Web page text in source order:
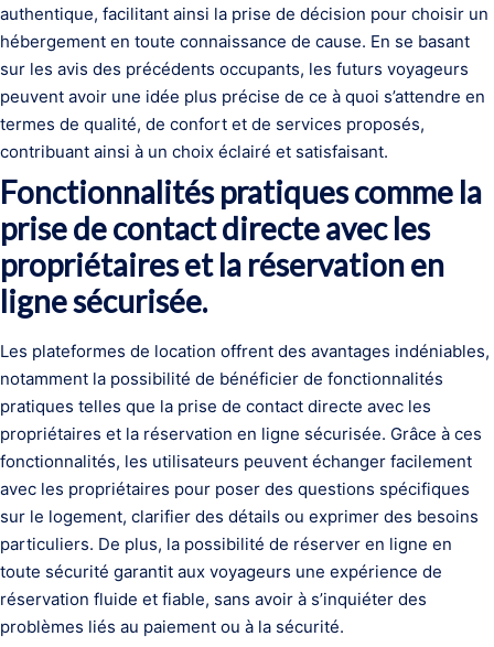
authentique, facilitant ainsi la prise de décision pour choisir un
hébergement en toute connaissance de cause. En se basant
sur les avis des précédents occupants, les futurs voyageurs
peuvent avoir une idée plus précise de ce à quoi s’attendre en
termes de qualité, de confort et de services proposés,
contribuant ainsi à un choix éclairé et satisfaisant.
Fonctionnalités pratiques comme la
prise de contact directe avec les
propriétaires et la réservation en
ligne sécurisée.
Les plateformes de location offrent des avantages indéniables,
notamment la possibilité de bénéficier de fonctionnalités
pratiques telles que la prise de contact directe avec les
propriétaires et la réservation en ligne sécurisée. Grâce à ces
fonctionnalités, les utilisateurs peuvent échanger facilement
avec les propriétaires pour poser des questions spécifiques
sur le logement, clarifier des détails ou exprimer des besoins
particuliers. De plus, la possibilité de réserver en ligne en
toute sécurité garantit aux voyageurs une expérience de
réservation fluide et fiable, sans avoir à s’inquiéter des
problèmes liés au paiement ou à la sécurité.